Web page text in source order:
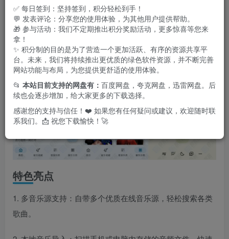
惊喜。无论是家庭休闲还是驾车途中，冬瓜音乐都能为您带
来极佳的听觉体验。
特色亮点
1. 多音乐源支持：自带多个优质在线音乐源，轻松搜索各类
歌曲。
✅ 每日签到：坚持签到，积分轻松到手！
💬 发表评论：分享您的使用体验，为其他用户提供帮助。
🎁 参与活动：我们不定期推出积分奖励活动，更多惊喜等您来
拿！
✨ 积分制的目的是为了营造一个更加活跃、有序的资源共享平
台。未来，我们将持续推出更优质的绿色软件资源，并不断完善
网站功能与布局，为您提供更舒适的使用体验。
📂 本站目前支持的网盘有： 百度网盘，夸克网盘，迅雷网盘。后
续也会逐步增加，给大家更多的下载选择。
感谢您的支持与信任！❤️ 如果您有任何疑问或建议，欢迎随时联
系我们。📩 祝您下载愉快！🚀